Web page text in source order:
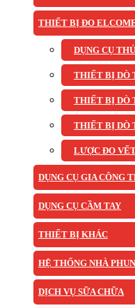
THIẾT BỊ ĐO
DỤNG CỤ
THIẾT BỊ DÒ
THIẾT BỊ DÒ
THIẾT BỊ DÒ
LƯỢC ĐO
DỤNG CỤ GIA CÔNG
DỤNG CỤ CẦM TAY
THIẾT BỊ KHÁC
HỆ THỐNG NHÀ PHUN
DỊCH VỤ SỮA CHỮA